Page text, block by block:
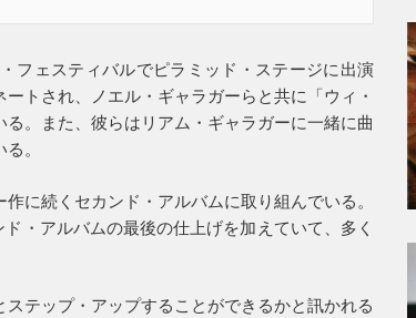
フェスティバルでピラミッド・ステージに出演
トされ、ノエル・ギャラガーらと共に「ウィ・
。また、彼らはリアム・ギャラガーに一緒に曲
。
に続くセカンド・アルバムに取り組んでいる。
・アルバムの最後の仕上げを加えていて、多く
テップ・アップすることができるかと訊かれる